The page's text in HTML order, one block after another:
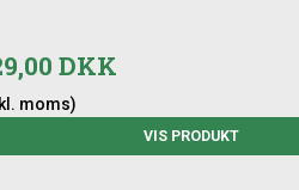
DKK
moms)
VIS PRODUKT